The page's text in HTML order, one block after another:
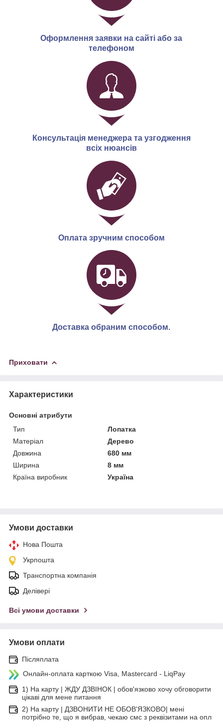
Оформлення заявки на сайті або за
телефоном
Консультація менеджера та узгодження
всіх нюансів
Оплата зручним способом
Доставка обраним способом.
Приховати
Характеристики
Основні атрибути
Тип
Лопатка
Матеріал
Дерево
Довжина
680 мм
Ширина
8 мм
Країна виробник
Україна
Умови доставки
Нова Пошта
Укрпошта
Транспортна компанія
Делівері
Всі умови доставки
Умови оплати
Післяплата
Онлайн-оплата карткою Visa, Mastercard - LiqPay
1) На карту | ЖДУ ДЗВІНОК | обов'язково хочу обговорити
цікаві для мене питання
2) На карту | ДЗВОНИТИ НЕ ОБОВ'ЯЗКОВО| мені
потрібно те, що я вибрав, чекаю смс з реквізитами на опл